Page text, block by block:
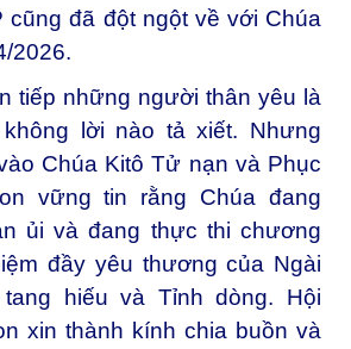
cũng đã đột ngột về với Chúa
2026.
tiếp những người thân yêu là
lời nào tả xiết. Nhưng
Chúa Kitô Tử nạn và Phục
vững tin rằng Chúa đang
ủi và đang thực thi chương
đầy yêu thương của Ngài
hiếu và Tỉnh dòng. Hội
xin thành kính chia buồn và